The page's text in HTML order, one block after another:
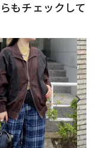
もチェックして